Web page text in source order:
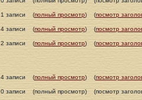
1 записи (полный просмотр) (посмотр
4 записи (полный просмотр) (посмотр
2 записи (полный просмотр) (посмотр
4 записи (полный просмотр) (посмотр
0 записи (полный просмотр) (посмотр